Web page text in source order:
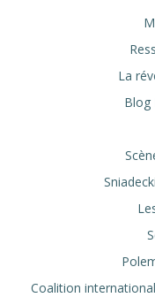
La
Blog
Coalition